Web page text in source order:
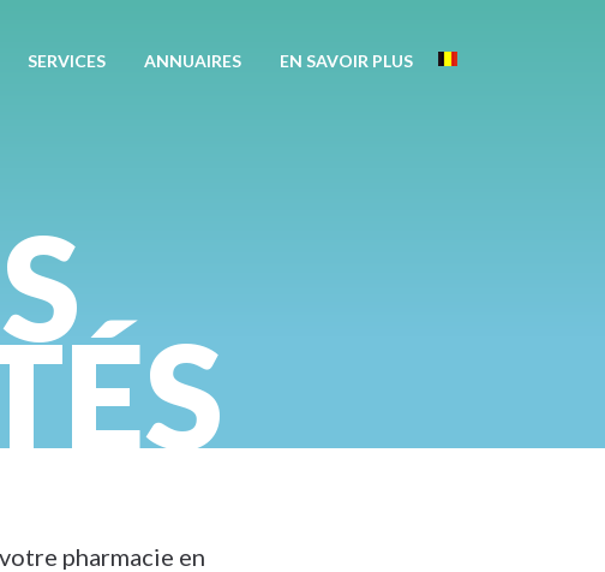
Apotekisto
SERVICES ANNUAIRES EN SAVOIR PLUS
pharmacie en